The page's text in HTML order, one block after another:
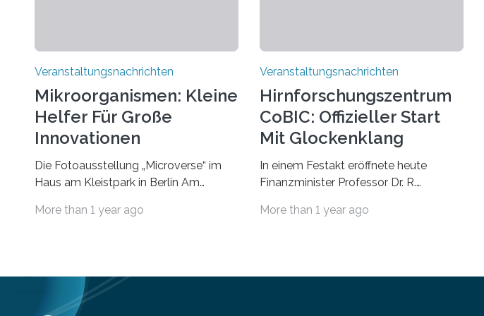
Veranstaltungsnachrichten
Mikroorganismen: Kleine
Helfer Für Große
Innovationen
Die Fotoausstellung „Microverse“ im
Haus am Kleistpark in Berlin Am
Kleistpark, Berlin-Schöneberg, die
Momentaufnahmen, die den
Verfallsprozess von Pflanzen
More than 1 year ago
Veranstaltungsnachrichten
Hirnforschungszentrum
CoBIC: Offizieller Start
Mit Glockenklang
In einem Festakt eröffnete heute
Finanzminister Professor Dr. R.
Imaging Center (CoBIC) auf dem
More than 1 year ago